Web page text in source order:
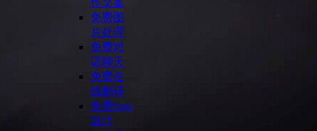
作文案
免费图
片处理
免费对
话聊天
免费在
线翻译
免费logo
设计